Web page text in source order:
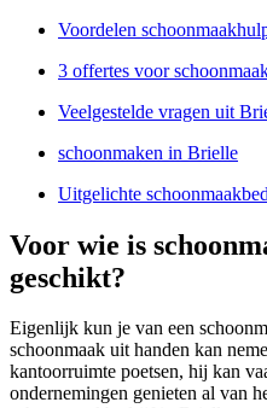
Voordelen
3 offertes voor
Veelgestelde vragen uit
schoonmaken in Brielle
Uitgelichte
Voor wie is
geschikt?
Eigenlijk kun je van een
schoonmaak uit handen kan
kantoorruimte poetsen, hij kan
ondernemingen genieten al van